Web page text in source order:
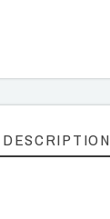
DESCRIPTION